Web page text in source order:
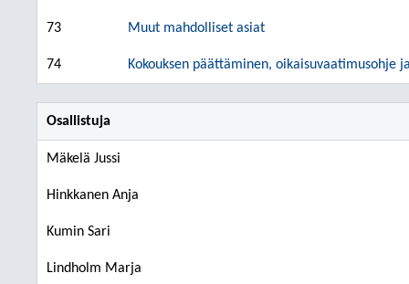
73 Muut mahdolliset asiat
74 Kokouksen päättäminen, oikaisuvaatimusohje
Osallistuja
Mäkelä Jussi
Hinkkanen Anja
Kumin Sari
Lindholm Marja